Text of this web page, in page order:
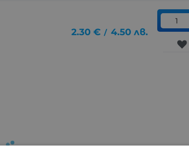
2.30 € / 4.50 лв.